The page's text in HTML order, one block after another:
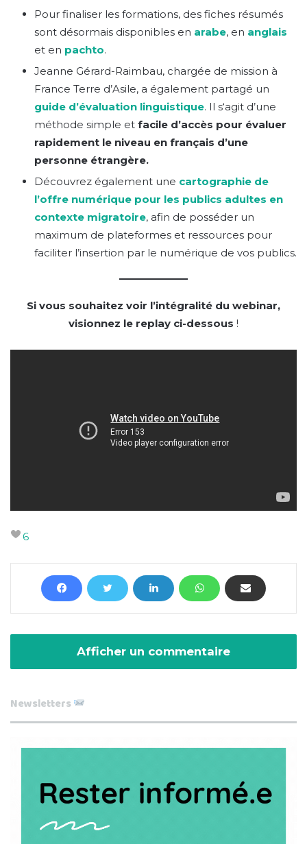
Pour finaliser les formations, des fiches résumés
sont désormais disponibles en arabe, en anglais
et en pachto.
Jeanne Gérard-Raimbau, chargée de mission à
France Terre d’Asile, a également partagé un
guide d’évaluation linguistique. Il s‘agit d’une
méthode simple et facile d’accès pour évaluer
rapidement le niveau en français d’une
personne étrangère.
Découvrez également une cartographie de
l’offre numérique pour les publics adultes en
contexte migratoire, afin de posséder un
maximum de plateformes et ressources pour
faciliter l’insertion par le numérique de vos publics.
Si vous souhaitez voir l’intégralité du webinar,
visionnez le replay ci-dessous !
6
Afficher un commentaire
Newsletters